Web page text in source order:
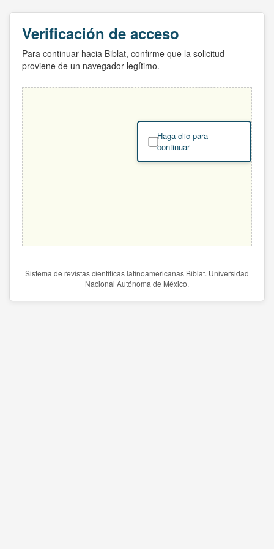
Verificación de acceso
Para continuar hacia Biblat, confirme que la solicitud
proviene de un navegador legítimo.
Haga clic para
continuar
Sistema de revistas científicas latinoamericanas Biblat. Universidad
Nacional Autónoma de México.